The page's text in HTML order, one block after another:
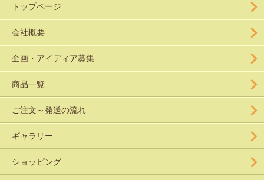
トップページ
会社概要
企画・アイディア募集
商品一覧
ご注文～発送の流れ
ギャラリー
ショッピング